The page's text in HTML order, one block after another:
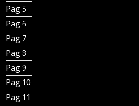
Pag 5 - Contesti di applicazione
Pag 6 - Tipologie di canali
Pag 7 - Tipologie di canali
Pag 8 - Chiusini in piastra scarico
Pag 9 - Chiusini in piastra scarico
Pag 10 - Chiusini inox scarico
Pag 11 - Chiusini grigliati scarico